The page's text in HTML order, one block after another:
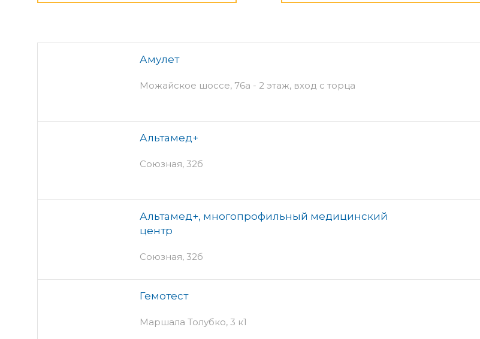
Амулет
Можайское шоссе, 76а - 2 этаж, вход с торца
Альтамед+
Союзная, 32б
Альтамед+, многопрофильный медицинский
центр
Союзная, 32б
Гемотест
Маршала Толубко, 3 к1